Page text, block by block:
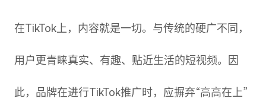
在TikTok上，内容就是一切。与传统的硬广不同，
用户更青睐真实、有趣、贴近生活的短视频。因
此，品牌在进行TikTok推广时，应摒弃“高高在上”